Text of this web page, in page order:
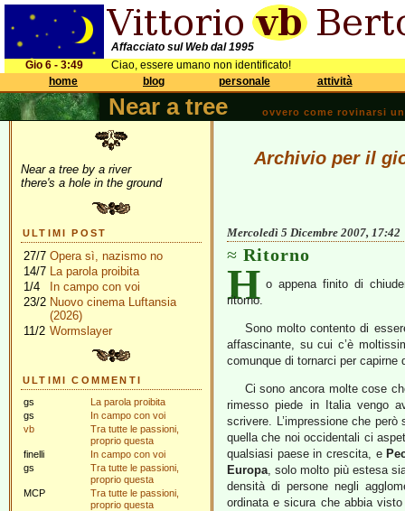
Affacciato sul Web dal 1995
Gio 6 - 3:49
Ciao, essere umano non identificato!
home
blog personale attività
Near a tree ovvero come rovinarsi
Near a tree by a river
there's a hole in the ground
ULTIMI POST
27/7 Opera sì, nazismo no
14/7 La parola proibita
1/4
In campo con voi
23/2 Nuovo cinema Luftansia
(2026)
11/2 Wormslayer
ULTIMI COMMENTI
gs
La parola proibita
gs
In campo con voi
vb
Tra tutte le passioni,
proprio questa
finelli
In campo con voi
gs
Tra tutte le passioni,
proprio questa
MCP
Tra tutte le passioni,
proprio questa
Archivio per il
Mercoledì 5 Dicembre 2007, 17:42
Ritorno
H o appena finito di
ritorno.
Sono molto contento di
affascinante, su cui c’è
comunque di tornarci per capirne
Ci sono ancora molte cose
rimesso piede in Italia vengo
scrivere. L’impressione che
quella che noi occidentali ci
qualsiasi paese in crescita, e
Europa, solo molto più estesa
densità di persone negli
ordinata e sicura che abbia